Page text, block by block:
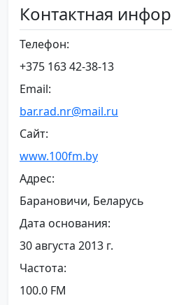
Контактная
Телефон:
+375 163 42-38-13
Email:
bar.rad.nr@mail.ru
Сайт:
www.100fm.by
Адрес:
Барановичи, Беларусь
Дата основания:
30 августа 2013 г.
Частота:
100.0 FM